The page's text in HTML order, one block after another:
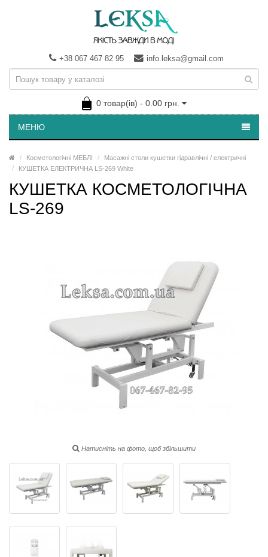
+38 067 467 82 95 info.leksa@gmail.com
0 товар(ів) - 0.00 грн.
МЕНЮ
Косметологічні МЕБЛІ
Масажні столи кушетки гідравлічні / електричні
КУШЕТКА ЕЛЕКТРИЧНА LS-269 White
КУШЕТКА КОСМЕТОЛОГІЧНА
LS-269
Натисніть на фото, щоб збільшити